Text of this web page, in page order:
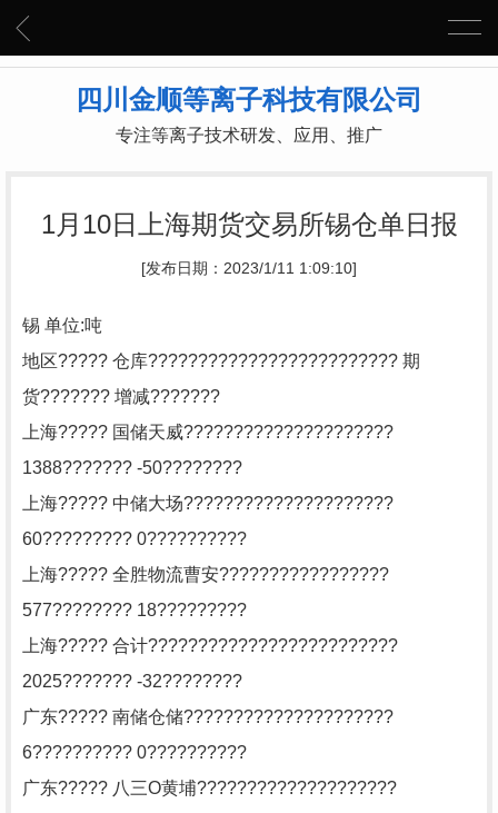
四川金顺等离子科技有限公司
专注等离子技术研发、应用、推广
1月10日上海期货交易所锡仓单日报
[发布日期：2023/1/11 1:09:10]
锡 单位:吨
地区????? 仓库????????????????????????? 期
货??????? 增减???????
上海????? 国储天威?????????????????????
1388??????? -50????????
上海????? 中储大场?????????????????????
60????????? 0??????????
上海????? 全胜物流曹安?????????????????
577???????? 18?????????
上海????? 合计?????????????????????????
2025??????? -32????????
广东????? 南储仓储?????????????????????
6?????????? 0??????????
广东????? 八三O黄埔????????????????????